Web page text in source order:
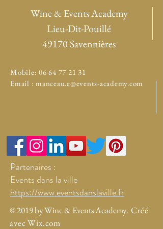
Wine & Events Academy
Lieu-Dit-Pouillé
49170 Savennières
Mobile: 06 64 77 21 31
Email : manceau.e@events-academy.com
Partenaires :
Events dans la ville
https://www.eventsdanslaville.fr
© 2019 by Wine & Events Academy. Créé
avec Wix.com